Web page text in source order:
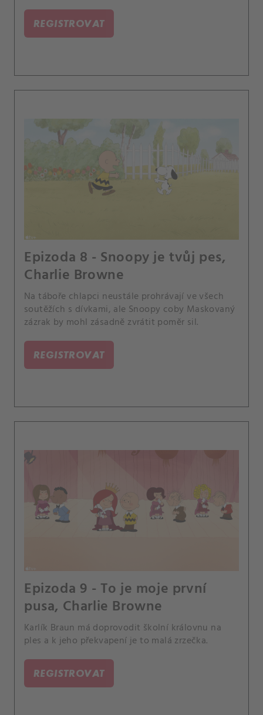
REGISTROVAT
Epizoda 8 - Snoopy je tvůj pes,
Charlie Browne
Na táboře chlapci neustále prohrávají ve všech
soutěžích s dívkami, ale Snoopy coby Maskovaný
zázrak by mohl zásadně zvrátit poměr sil.
REGISTROVAT
Epizoda 9 - To je moje první
pusa, Charlie Browne
Karlík Braun má doprovodit školní královnu na
ples a k jeho překvapení je to malá zrzečka.
REGISTROVAT